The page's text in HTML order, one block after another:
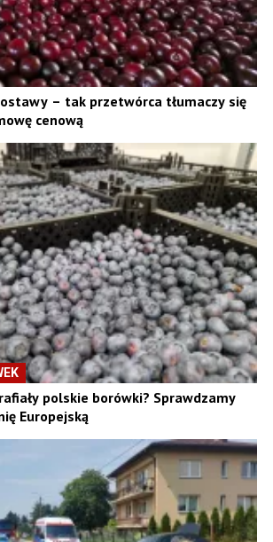
– tak przetwórca tłumaczy się
cenową
polskie borówki? Sprawdzamy
Europejską